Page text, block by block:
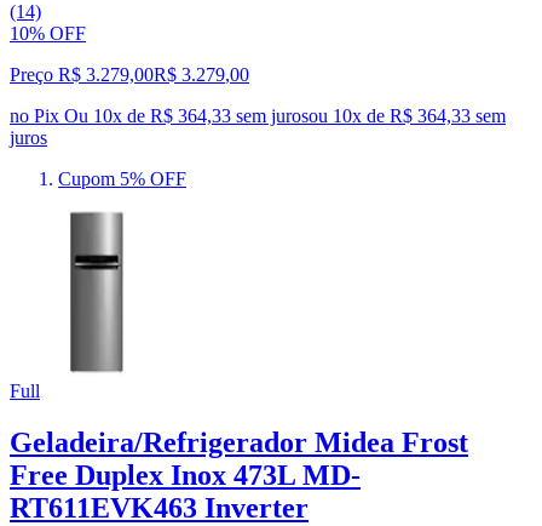
(14)
10% OFF
Preço R$ 3.279,00R$ 3.279,00
no Pix Ou 10x de R$ 364,33 sem jurosou 10x de R$ 364,33 sem
juros
Cupom 5% OFF
Full
Geladeira/Refrigerador Midea Frost
Free Duplex Inox 473L MD-
RT611EVK463 Inverter